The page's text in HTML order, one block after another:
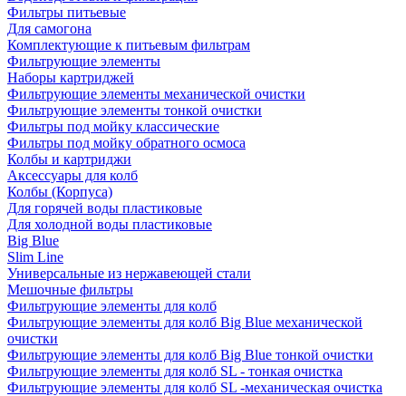
Фильтры питьевые
Для самогона
Комплектующие к питьевым фильтрам
Фильтрующие элементы
Наборы картриджей
Фильтрующие элементы механической очистки
Фильтрующие элементы тонкой очистки
Фильтры под мойку классические
Фильтры под мойку обратного осмоса
Колбы и картриджи
Аксессуары для колб
Колбы (Корпуса)
Для горячей воды пластиковые
Для холодной воды пластиковые
Big Blue
Slim Line
Универсальные из нержавеющей стали
Мешочные фильтры
Фильтрующие элементы для колб
Фильтрующие элементы для колб Big Blue механической
очистки
Фильтрующие элементы для колб Big Blue тонкой очистки
Фильтрующие элементы для колб SL - тонкая очистка
Фильтрующие элементы для колб SL -механическая очистка